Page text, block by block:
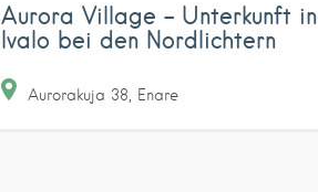
Aurora Village – Unterkunft in
Ivalo bei den Nordlichtern
Aurorakuja 38 Enare